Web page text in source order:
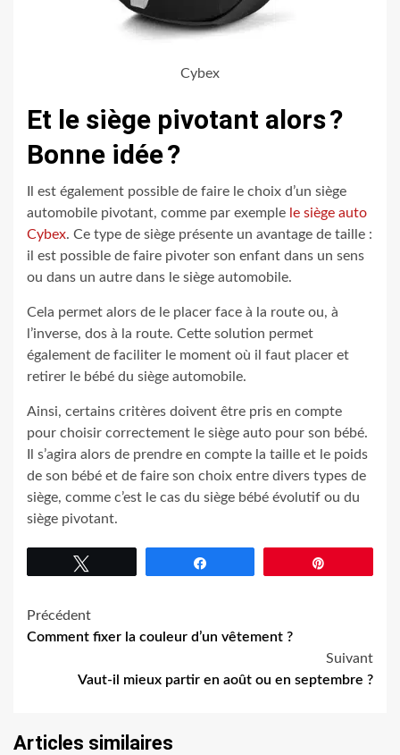
Cybex
Et le siège pivotant alors ?
Bonne idée ?
Il est également possible de faire le choix d’un siège
automobile pivotant, comme par exemple le siège auto
Cybex. Ce type de siège présente un avantage de taille :
il est possible de faire pivoter son enfant dans un sens
ou dans un autre dans le siège automobile.
Cela permet alors de le placer face à la route ou, à
l’inverse, dos à la route. Cette solution permet
également de faciliter le moment où il faut placer et
retirer le bébé du siège automobile.
Ainsi, certains critères doivent être pris en compte
pour choisir correctement le siège auto pour son bébé.
Il s’agira alors de prendre en compte la taille et le poids
de son bébé et de faire son choix entre divers types de
siège, comme c’est le cas du siège bébé évolutif ou du
siège pivotant.
Navigation
Précédent
Comment fixer la couleur d’un vêtement ?
Suivant
Vaut-il mieux partir en août ou en septembre ?
Articles similaires